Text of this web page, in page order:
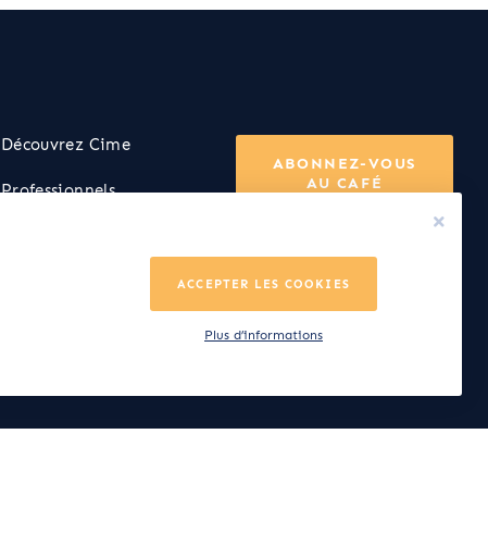
ACCEPTER LES COOKIES
Plus d’informations
Découvrez Cime
Professionnels
ABONNEZ-VOUS
AU CAFÉ